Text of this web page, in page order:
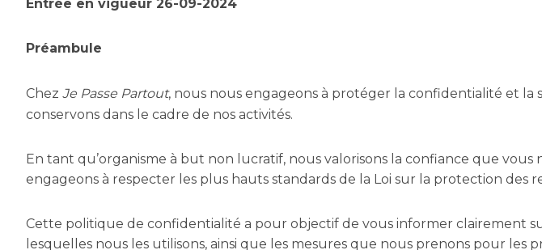
Entrée en vigueur 26-09-2024
Préambule
Chez Je Passe Partout, nous nous engageons à protéger la confidentialité et
conservons dans le cadre de nos activités.
En tant qu’organisme à but non lucratif, nous valorisons la confiance que
engageons à respecter les plus hauts standards de la Loi sur la protection des
Cette politique de confidentialité a pour objectif de vous informer clairement
lesquelles nous les utilisons, ainsi que les mesures que nous prenons pour les